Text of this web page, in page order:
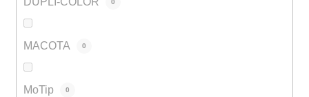
MACOTA 0
MoTip 0